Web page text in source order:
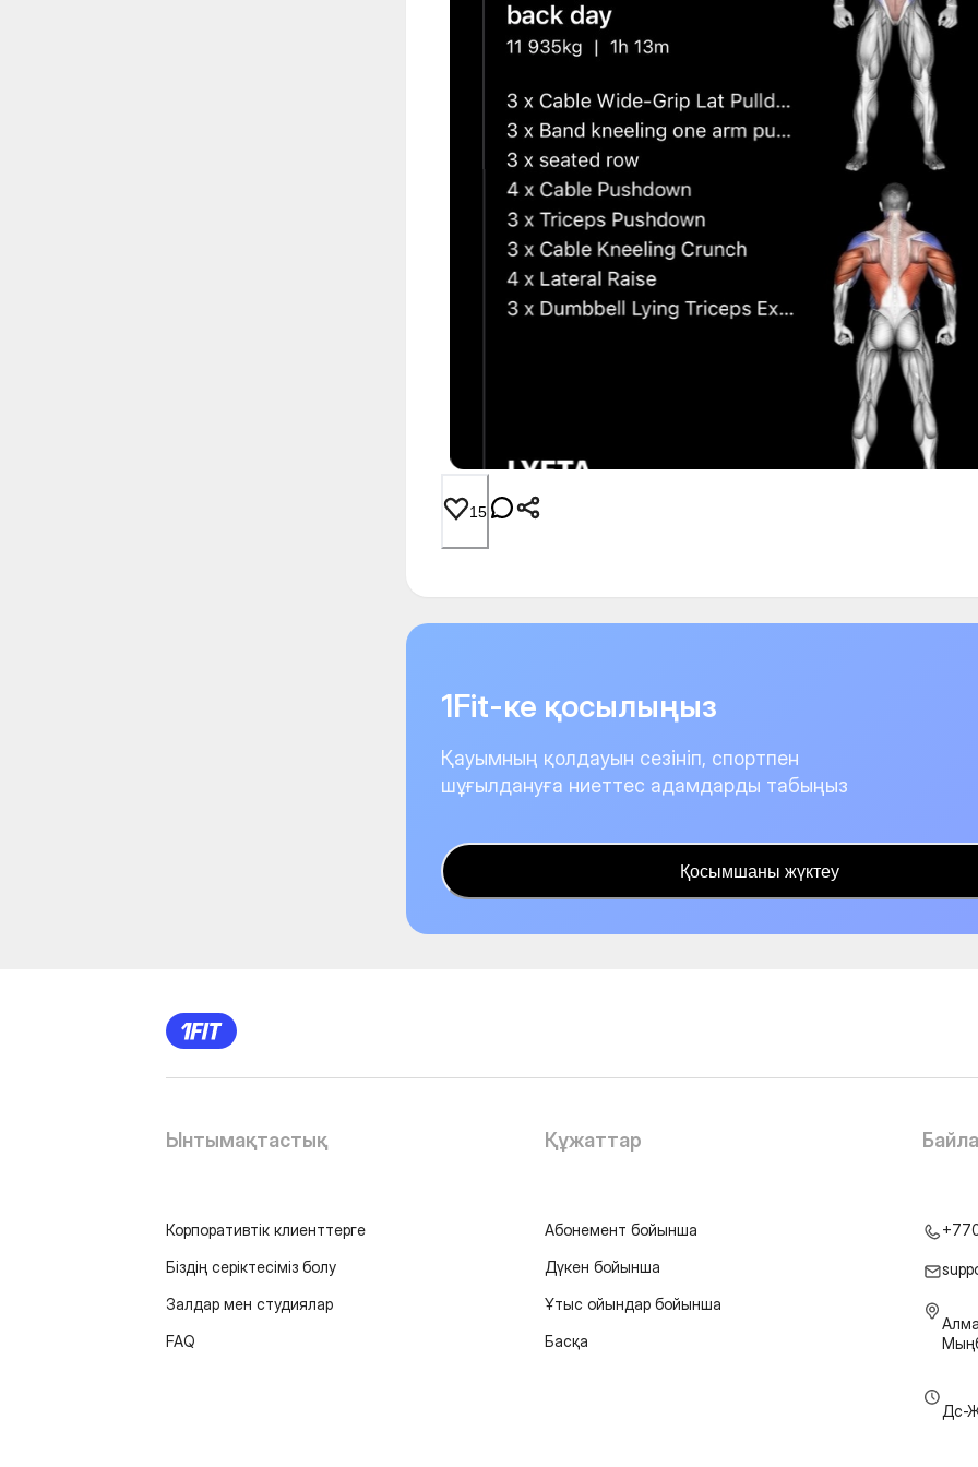
15
1Fit-ке қосылыңыз
Қауымның қолдауын сезініп, спортпен
шұғылдануға ниеттес адамдарды табыңыз
Қосымшаны жүктеу
Ынтымақтастық
Корпоративтік клиенттерге
Біздің серіктесіміз болу
Залдар мен студиялар
FAQ
Құжаттар
Абонемент бойынша
Дүкен бойынша
Ұтыс ойындар бойынша
Басқа
Дс-